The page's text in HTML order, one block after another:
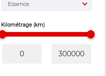
Essence
Kilométrage (km)